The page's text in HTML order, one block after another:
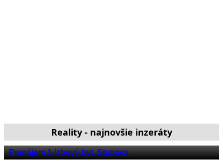
Reality - najnovšie inzeráty
Prenájom 1-izbový byt, Stupava